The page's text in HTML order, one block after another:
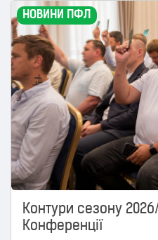
НОВИНИ ПФЛ
Контури сезону
Конференції